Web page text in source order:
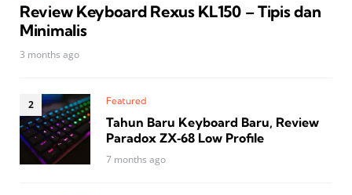
Review Keyboard Rexus KL150 – Tipis dan
Minimalis
3 months ago
Featured
Tahun Baru Keyboard Baru, Review
Paradox ZX‑68 Low Profile
7 months ago